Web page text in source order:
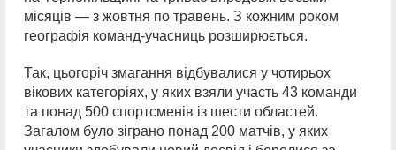
місяців — з жовтня по травень. З кожним роком
географія команд-учасниць розширюється.
Так, цьогоріч змагання відбувалися у чотирьох
вікових категоріях, у яких взяли участь 43 команди
та понад 500 спортсменів із шести областей.
Загалом було зіграно понад 200 матчів, у яких